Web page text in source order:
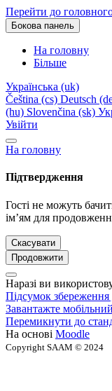
Перейти до
Бокова панель
На головну
Більше
Українська ‎(uk)‎
Čeština ‎(cs)‎ Deutsch
‎(hu)‎ Slovenčina ‎(sk)‎
Увійти
На головну
Підтвердження
Гості не можуть
ім’ям для
Скасувати
Продовжити
Наразі ви
Підсумок
Завантажте
Перемикнути до
На основі Moodle
Copyright SAAM © 2024